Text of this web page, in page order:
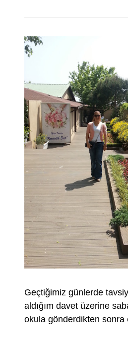
Geçtiğimiz günlerde
aldığım davet üzerine
okula gönderdikten sonra